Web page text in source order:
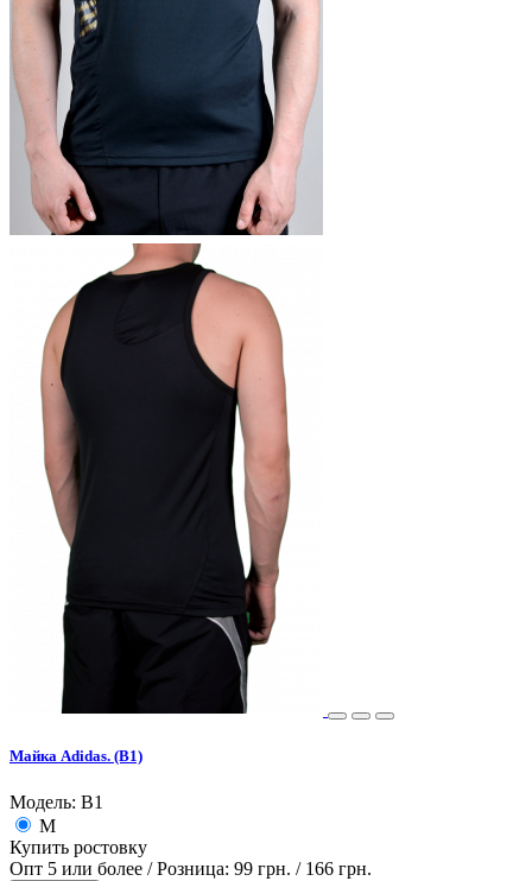
Майка Adidas. (B1)
Модель: B1
M
Купить ростовку
Опт 5 или более / Розница: 99 грн. / 166 грн.